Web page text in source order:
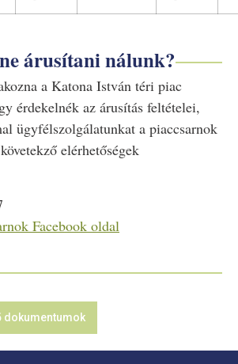
árusítani nálunk?
a Katona István téri piac
érdekelnék az árusítás feltételei,
ügyfélszolgálatunkat a piaccsarnok
elérhetőségek
Facebook oldal
dokumentumok